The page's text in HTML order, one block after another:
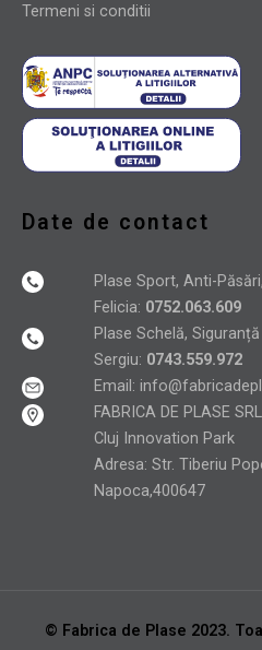
Termeni si conditii
Date de contact
Plase Sport, Anti-
Felicia: 0752.063.609
Plase Schelă, Siguranță
Sergiu: 0743.559.972
Email:
FABRICA DE PLASE SRL
Cluj Innovation Park
Adresa: Str. Tiberiu
Napoca,400647
© Fabrica de Plase 2023.